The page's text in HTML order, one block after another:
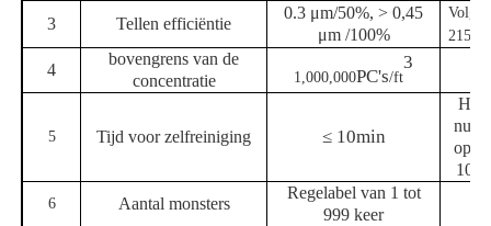
3 Tellen efficiëntie
0.3 μm/50%, > 0,45
μm /100%
4
bovengrens van de
concentratie
1,000,000PC's/ft
3
5 Tijd voor zelfreiniging ≤ 10min
Het
nul
op
10
6 Aantal monsters
Regelabel van 1 tot
999 keer